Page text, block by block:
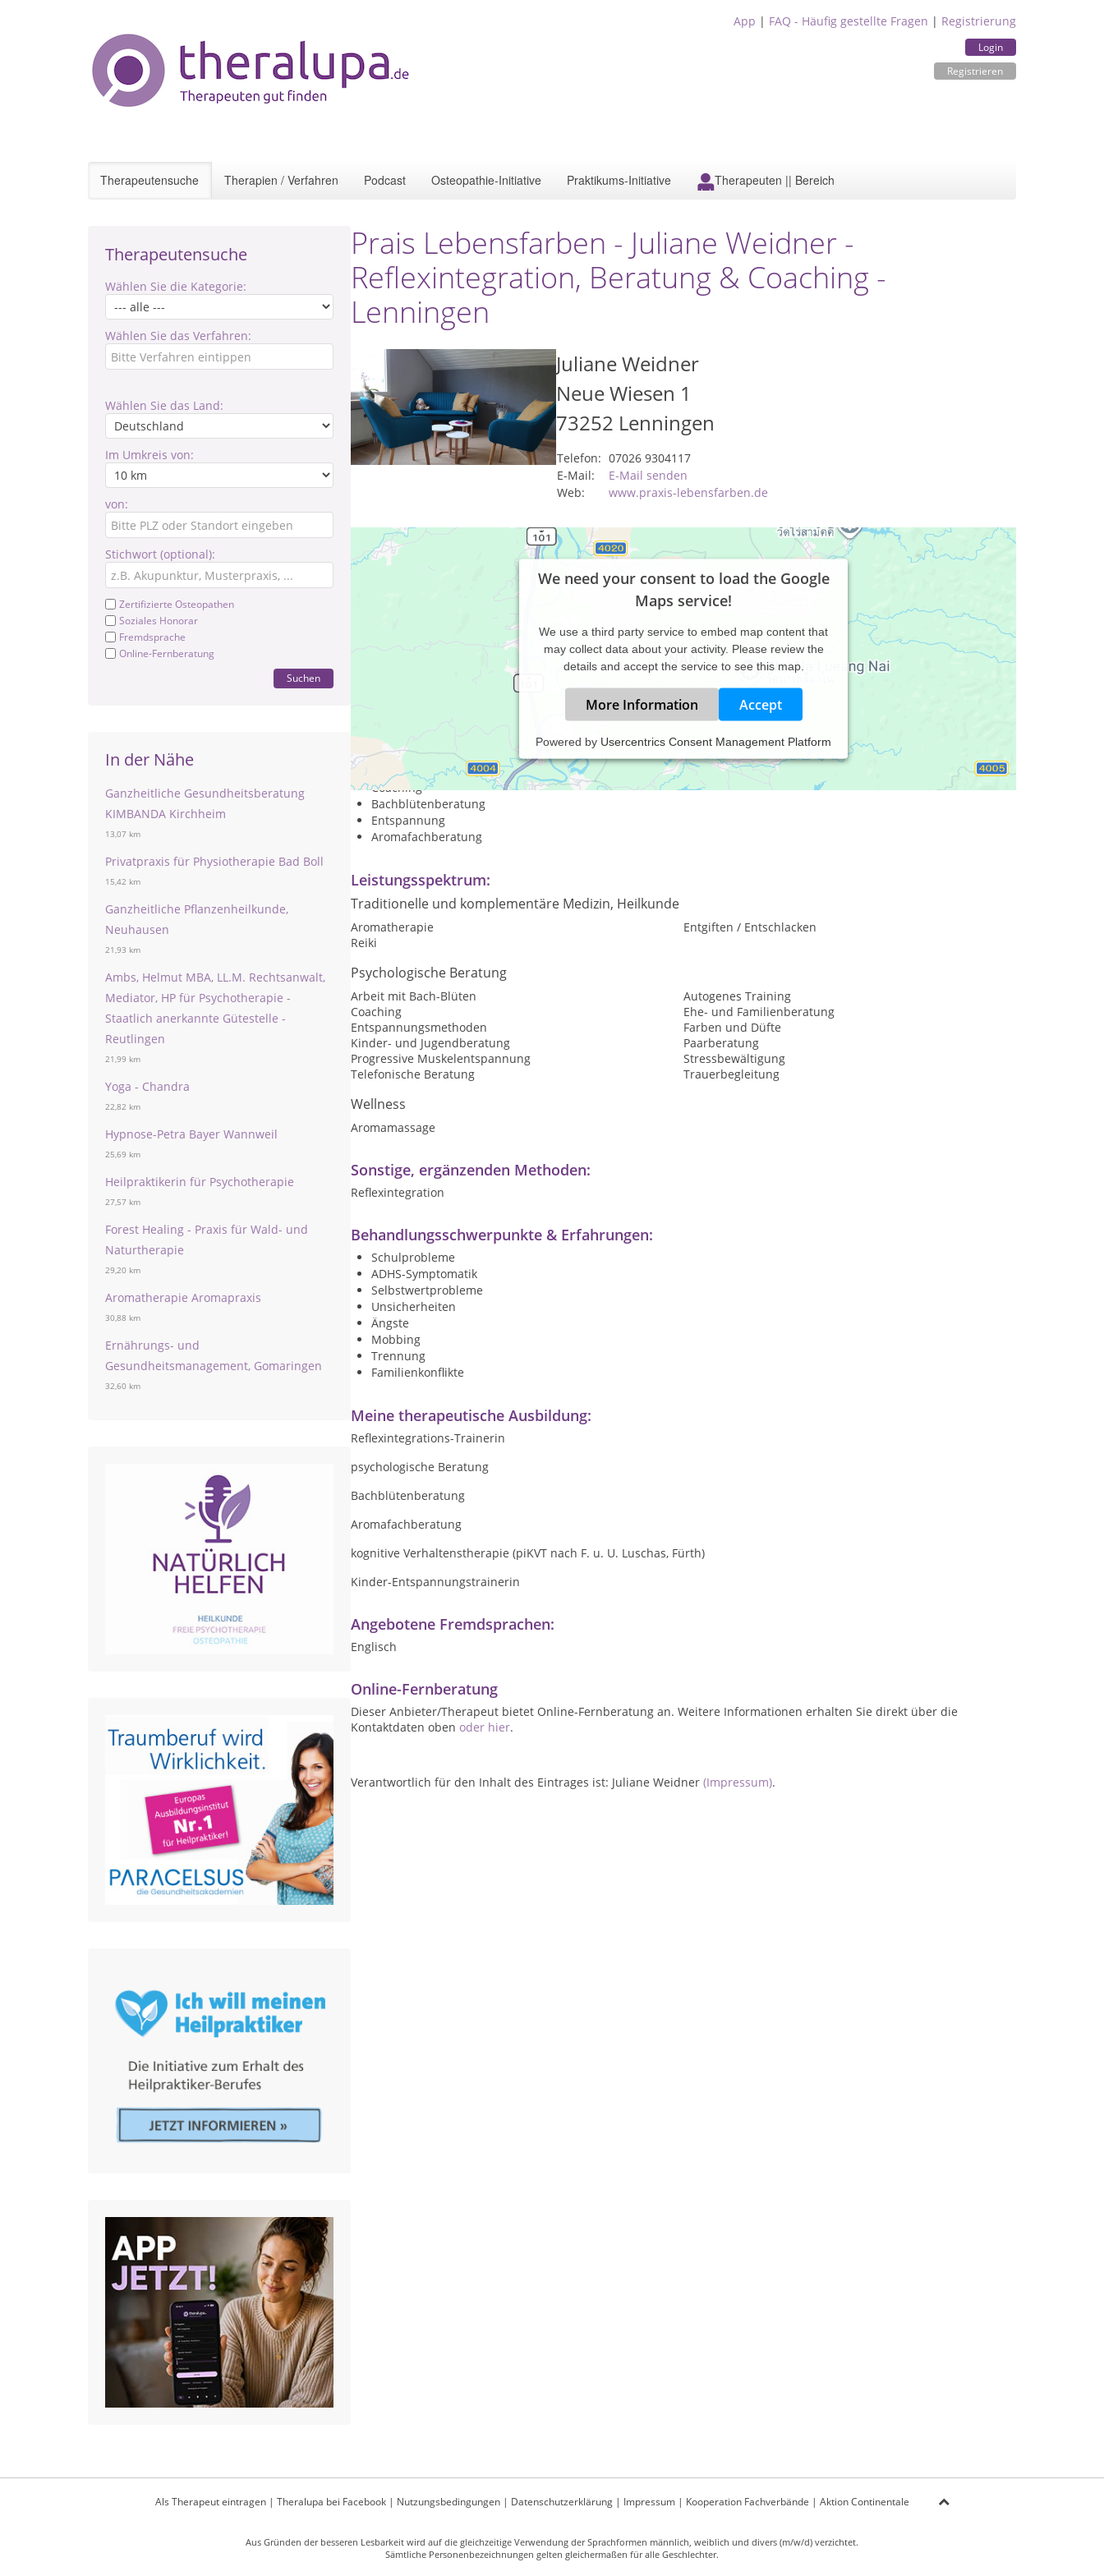
App | FAQ - Häufig gestellte Fragen | Registrierung
Login
Registrieren
Therapeutensuche Therapien / Verfahren Podcast Osteopathie-Initiative Praktikums-Initiative Therapeuten || Bereich
Therapeutensuche
Wählen Sie die Kategorie:
Wählen Sie das Verfahren:
Wählen Sie das Land:
Im Umkreis von:
von:
Stichwort (optional):
Zertifizierte Osteopathen
Soziales Honorar
Fremdsprache
Online-Fernberatung
Suchen
In der Nähe
Ganzheitliche Gesundheitsberatung
KIMBANDA Kirchheim
13,07 km
Privatpraxis für Physiotherapie Bad Boll
15,42 km
Ganzheitliche Pflanzenheilkunde,
Neuhausen
21,93 km
Ambs, Helmut MBA, LL.M. Rechtsanwalt,
Mediator, HP für Psychotherapie -
Staatlich anerkannte Gütestelle -
Reutlingen
21,99 km
Yoga - Chandra
22,82 km
Hypnose-Petra Bayer Wannweil
25,69 km
Heilpraktikerin für Psychotherapie
27,57 km
Forest Healing - Praxis für Wald- und
Naturtherapie
29,20 km
Aromatherapie Aromapraxis
30,88 km
Ernährungs- und
Gesundheitsmanagement, Gomaringen
32,60 km
Prais Lebensfarben - Juliane Weidner -
Reflexintegration, Beratung & Coaching -
Lenningen
Juliane Weidner
Neue Wiesen 1
73252 Lenningen
Telefon: 07026 9304117
E-Mail:
E-Mail senden
Web:
www.praxis-lebensfarben.de
We need your consent to load the Google
Maps service!
We use a third party service to embed map content that
may collect data about your activity. Please review the
details and accept the service to see this map.
More Information Accept
Powered by Usercentrics Consent Management Platform
Reflexintegration
psychologische Beratung
Coaching
Bachblütenberatung
Entspannung
Aromafachberatung
Leistungsspektrum:
Traditionelle und komplementäre Medizin, Heilkunde
Aromatherapie
Entgiften / Entschlacken
Reiki
Psychologische Beratung
Arbeit mit Bach-Blüten
Autogenes Training
Coaching
Ehe- und Familienberatung
Entspannungsmethoden
Farben und Düfte
Kinder- und Jugendberatung
Paarberatung
Progressive Muskelentspannung
Stressbewältigung
Telefonische Beratung
Trauerbegleitung
Wellness
Aromamassage
Sonstige, ergänzenden Methoden:
Reflexintegration
Behandlungsschwerpunkte & Erfahrungen:
Schulprobleme
ADHS-Symptomatik
Selbstwertprobleme
Unsicherheiten
Ängste
Mobbing
Trennung
Familienkonflikte
Meine therapeutische Ausbildung:
Reflexintegrations-Trainerin
psychologische Beratung
Bachblütenberatung
Aromafachberatung
kognitive Verhaltenstherapie (piKVT nach F. u. U. Luschas, Fürth)
Kinder-Entspannungstrainerin
Angebotene Fremdsprachen:
Englisch
Online-Fernberatung
Dieser Anbieter/Therapeut bietet Online-Fernberatung an. Weitere Informationen erhalten Sie direkt über die
Kontaktdaten oben oder hier.
Verantwortlich für den Inhalt des Eintrages ist: Juliane Weidner (Impressum).
Als Therapeut eintragen| Theralupa bei Facebook| Nutzungsbedingungen| Datenschutzerklärung| Impressum| Kooperation Fachverbände | Aktion Continentale
Aus Gründen der besseren Lesbarkeit wird auf die gleichzeitige Verwendung der Sprachformen männlich, weiblich und divers (m/w/d) verzichtet.
Sämtliche Personenbezeichnungen gelten gleichermaßen für alle Geschlechter.